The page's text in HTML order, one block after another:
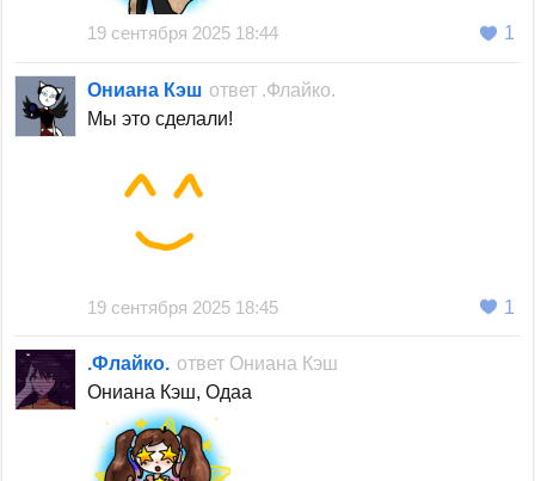
19 сентября 2025 18:44 1
Ониана Кэш ответ .Флайко.
Мы это сделали!
19 сентября 2025 18:45 1
.Флайко. ответ Ониана Кэш
Ониана Кэш, Одаа